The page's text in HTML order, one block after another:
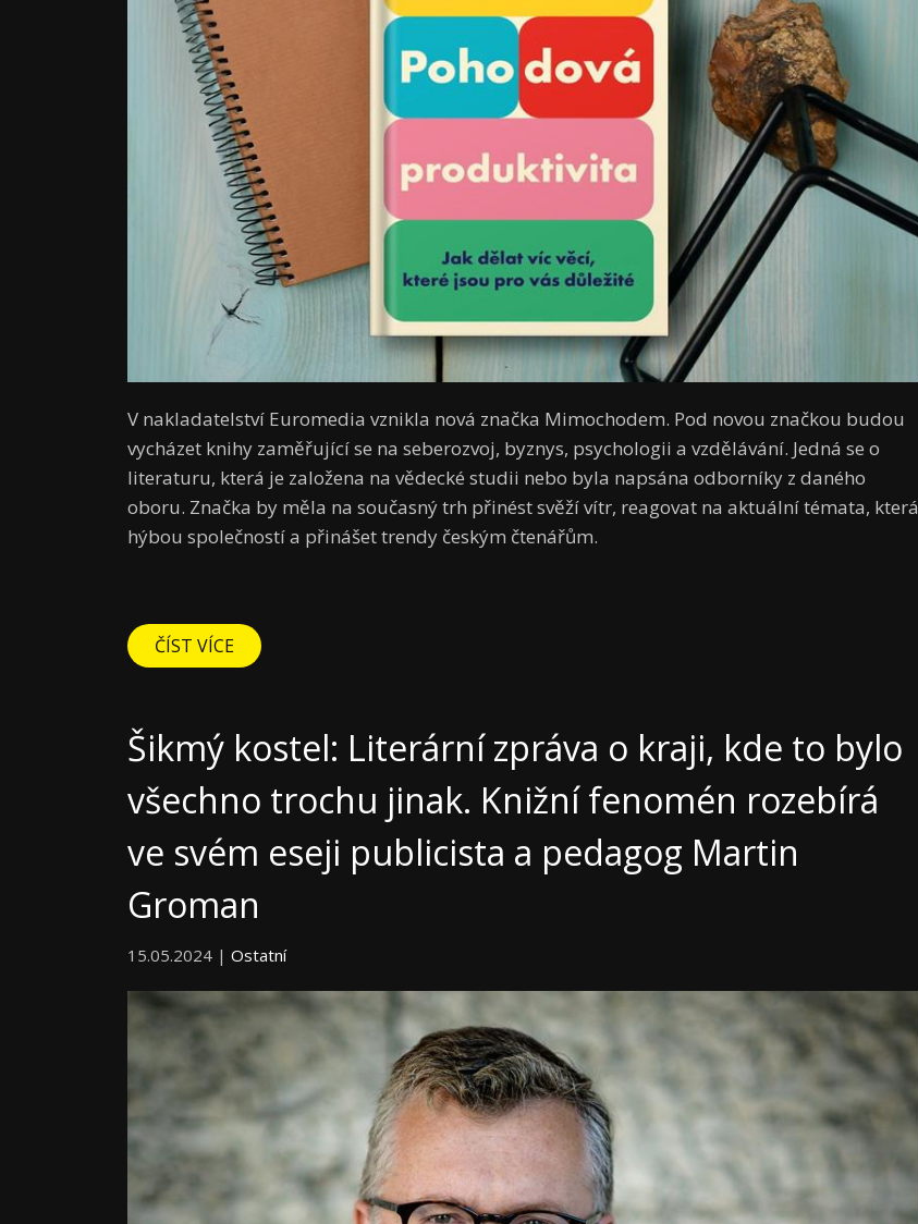
V nakladatelství Euromedia vznikla nová značka Mimochodem. Pod novou značkou budou
vycházet knihy zaměřující se na seberozvoj, byznys, psychologii a vzdělávání. Jedná se o
literaturu, která je založena na vědecké studii nebo byla napsána odborníky z daného
oboru. Značka by měla na současný trh přinést svěží vítr, reagovat na aktuální témata, která
hýbou společností a přinášet trendy českým čtenářům.
ČÍST VÍCE
Šikmý kostel: Literární zpráva o kraji, kde to bylo
všechno trochu jinak. Knižní fenomén rozebírá
ve svém eseji publicista a pedagog Martin
Groman
15.05.2024 | Ostatní